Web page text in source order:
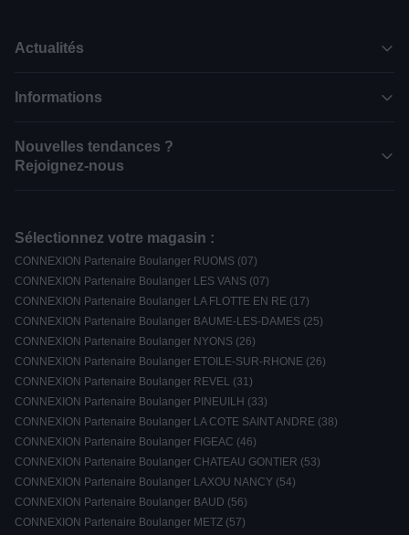
Actualités
Informations
Nouvelles tendances ?
Rejoignez-nous
Sélectionnez votre magasin :
CONNEXION Partenaire Boulanger RUOMS (07)
CONNEXION Partenaire Boulanger LES VANS (07)
CONNEXION Partenaire Boulanger LA FLOTTE EN RE (17)
CONNEXION Partenaire Boulanger BAUME-LES-DAMES (25)
CONNEXION Partenaire Boulanger NYONS (26)
CONNEXION Partenaire Boulanger ETOILE-SUR-RHONE (26)
CONNEXION Partenaire Boulanger REVEL (31)
CONNEXION Partenaire Boulanger PINEUILH (33)
CONNEXION Partenaire Boulanger LA COTE SAINT ANDRE (38)
CONNEXION Partenaire Boulanger FIGEAC (46)
CONNEXION Partenaire Boulanger CHATEAU GONTIER (53)
CONNEXION Partenaire Boulanger LAXOU NANCY (54)
CONNEXION Partenaire Boulanger BAUD (56)
CONNEXION Partenaire Boulanger METZ (57)